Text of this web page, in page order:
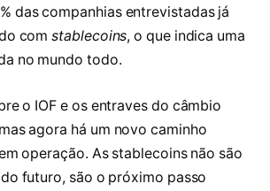
das companhias entrevistadas já
comstablecoins, o que indica uma
no mundo todo.
o IOF e os entraves do câmbio
agora há um novo caminho
operação. As stablecoins não são
futuro, são o próximo passo